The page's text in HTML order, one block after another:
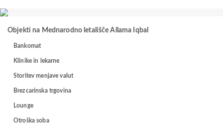
Objekti na Mednarodno letališče Allama Iqbal
Bankomat
Klinike in lekarne
Storitev menjave valut
Brezcarinska trgovina
Lounge
Otroška soba